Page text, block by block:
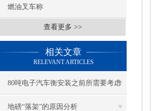
燃油叉车称
查看更多 >>
相关文章
RELEVANT ARTICLES
80吨电子汽车衡安装之前所需要考虑
的事项
地磅“落架”的原因分析